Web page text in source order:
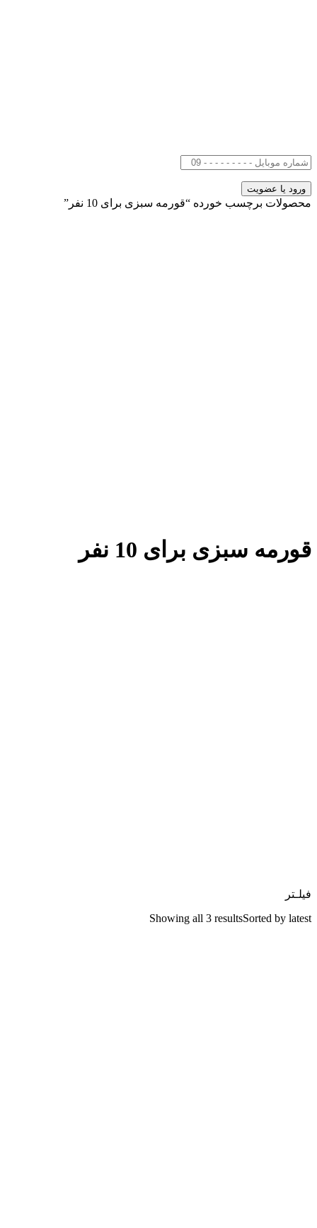
محصولات برچسب خورده “قورمه سبزی برای 10 نفر”
قورمه سبزی برای 10 نفر
فیلـتر
Showing all 3 resultsSorted by latest